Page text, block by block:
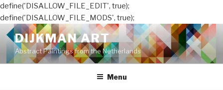
define('DISALLOW_FILE_EDIT', true);
define('DISALLOW_FILE_MODS', true);
Naar
de
inhoud
springen
DIJKMAN ART
Abstract Paintings from the Netherlands
Menu